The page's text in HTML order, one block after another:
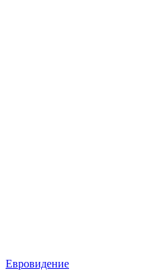
Евровидение